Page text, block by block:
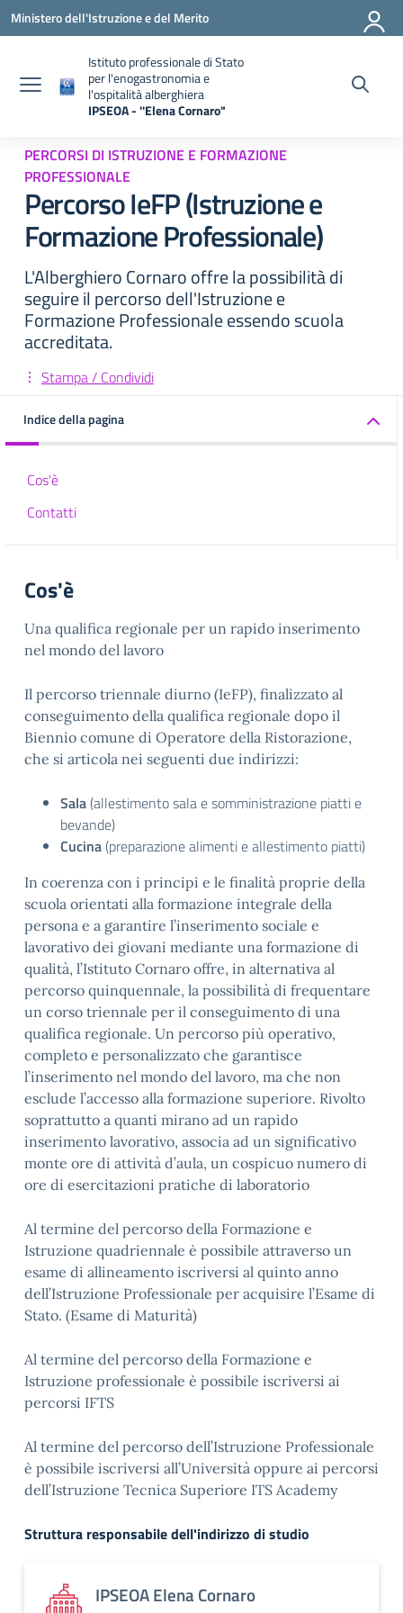
Vai ai contenuti
Vai al menu di navigazione
Vai al footer
Ministero dell'Istruzione e del Merito
Istituto professionale di Stato
per l'enogastronomia e
l'ospitalità alberghiera
IPSEOA - ''Elena Cornaro"
PERCORSI DI ISTRUZIONE E FORMAZIONE
PROFESSIONALE
Percorso IeFP (Istruzione e
Formazione Professionale)
L'Alberghiero Cornaro offre la possibilità di
seguire il percorso dell'Istruzione e
Formazione Professionale essendo scuola
accreditata.
Stampa / Condividi
Indice della pagina
Cos'è
Contatti
Cos'è
Una qualifica regionale per un rapido inserimento
nel mondo del lavoro
Il percorso triennale diurno (IeFP), finalizzato al
conseguimento della qualifica regionale dopo il
Biennio comune di Operatore della Ristorazione,
che si articola nei seguenti due indirizzi:
Sala (allestimento sala e somministrazione piatti e
bevande)
Cucina (preparazione alimenti e allestimento piatti)
In coerenza con i principi e le finalità proprie della
scuola orientati alla formazione integrale della
persona e a garantire l’inserimento sociale e
lavorativo dei giovani mediante una formazione di
qualità, l’Istituto Cornaro offre, in alternativa al
percorso quinquennale, la possibilità di frequentare
un corso triennale per il conseguimento di una
qualifica regionale. Un percorso più operativo,
completo e personalizzato che garantisce
l’inserimento nel mondo del lavoro, ma che non
esclude l’accesso alla formazione superiore. Rivolto
soprattutto a quanti mirano ad un rapido
inserimento lavorativo, associa ad un significativo
monte ore di attività d’aula, un cospicuo numero di
ore di esercitazioni pratiche di laboratorio
Al termine del percorso della Formazione e
Istruzione quadriennale è possibile attraverso un
esame di allineamento iscriversi al quinto anno
dell’Istruzione Professionale per acquisire l’Esame di
Stato. (Esame di Maturità)
Al termine del percorso della Formazione e
Istruzione professionale è possibile iscriversi ai
percorsi IFTS
Al termine del percorso dell’Istruzione Professionale
è possibile iscriversi all’Università oppure ai percorsi
dell’Istruzione Tecnica Superiore ITS Academy
Struttura responsabile dell'indirizzo di studio
IPSEOA Elena Cornaro